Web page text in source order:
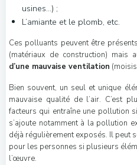
usines…) ;
L’amiante et le plomb, etc.
Ces polluants peuvent être présents
(matériaux de construction) mais
d’une mauvaise ventilation
Bien souvent, un seul et unique
mauvaise qualité de l’air. C’est
facteurs qui entraîne une pollution
s’ajoute notamment à la pollution
déjà régulièrement exposés. Il peut
pour les personnes si plusieurs
l’œuvre.